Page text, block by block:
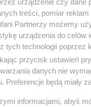
Kulę,
psychopaci,
wrąbać na skały,
dojść w
meczu i
treści, pomiar
Partnerzy możemy
urządzenia do celów
tych technologii poprzez
przycisk ustawień
danych nie
Preferencje będą miały
informacjami, abyś